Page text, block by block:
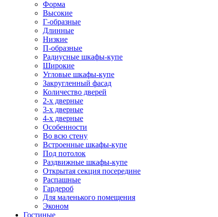
Форма
Высокие
Г-образные
Длинные
Низкие
П-образные
Радиусные шкафы-купе
Широкие
Угловые шкафы-купе
Закругленный фасад
Количество дверей
2-х дверные
3-х дверные
4-х дверные
Особенности
Во всю стену
Встроенные шкафы-купе
Под потолок
Раздвижные шкафы-купе
Открытая секция посередине
Распашные
Гардероб
Для маленького помещения
Эконом
Гостиные